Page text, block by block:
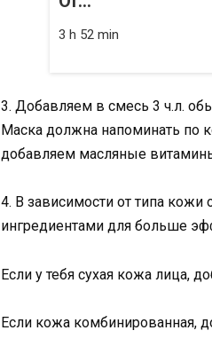
3 h 52 min
3. Добавляем в смесь 3 ч.л.
Маска должна напоминать по
добавляем масляные
4. В зависимости от типа
ингредиентами для больше
Если у тебя сухая кожа лица,
Если кожа комбинированная,